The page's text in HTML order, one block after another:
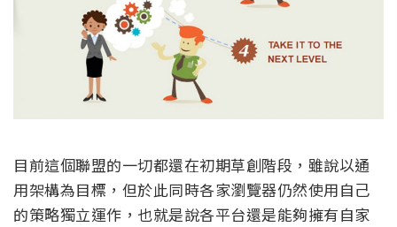
目前這個聯盟的一切都還在初期草創階段，雖說以通
用架構為目標，但於此同時各家瀏覽器仍然使用自己
的策略獨立運作，也就是說各平台還是能夠擁有自家